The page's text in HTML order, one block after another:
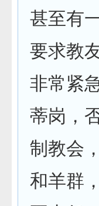
甚至有
要求教
非常紧
蒂岗，
制教会
和羊群